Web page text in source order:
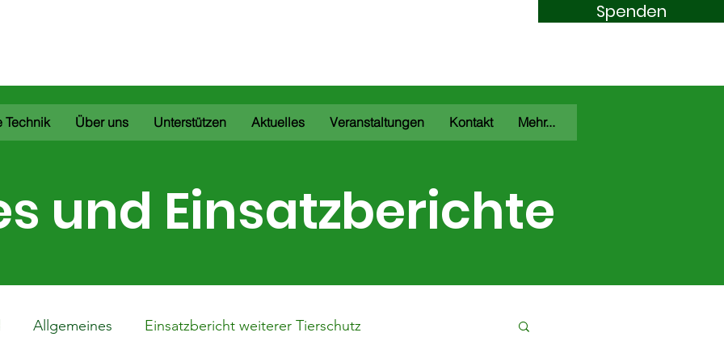
Spenden
& Kitzrettung Adenau am Nürburgring
Technik Über uns Unterstützen Aktuelles Veranstaltungen Kontakt Mehr...
und Einsatzberichte
Allgemeines Einsatzbericht weiterer Tierschutz